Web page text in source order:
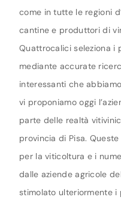
come in tutte le regioni
cantine e produttori di
Quattrocalici seleziona i
mediante accurate
interessanti che
vi proponiamo oggi
parte delle realtà
provincia di Pisa.
per la viticoltura e i
dalle aziende agricole
stimolato ulteriormente